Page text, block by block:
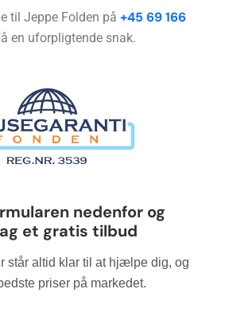
til Jeppe Folden på +45 69 166
en uforpligtende snak.
nedenfor og
et gratis tilbud
står altid klar til at hjælpe dig, og
priser på markedet.